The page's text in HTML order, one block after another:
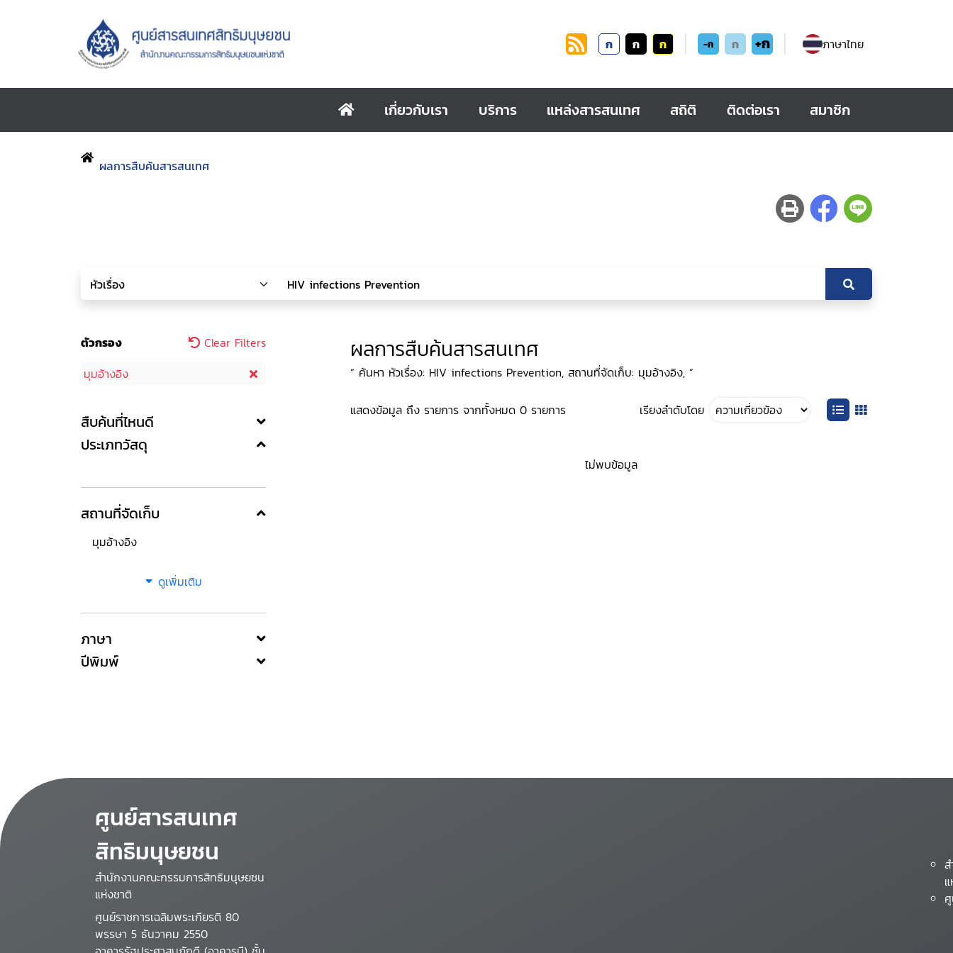
ก ก ก -ก ก +ก ภาษาไทย
เกี่ยวกับเรา บริการ แหล่งสารสนเทศ สถิติ ติดต่อเรา สมาชิก
ผลการสืบค้นสารสนเทศ
ตัวกรอง
Clear Filters
มุมอ้างอิง
สืบค้นที่ไหนดี
ประเภทวัสดุ
สถานที่จัดเก็บ
มุมอ้างอิง
ดูเพิ่มเติม
ภาษา
ปีพิมพ์
ผลการสืบค้นสารสนเทศ
“ ค้นหา หัวเรื่อง: HIV infections Prevention, สถานที่จัดเก็บ: มุมอ้างอิง, ”
แสดงข้อมูล ถึง รายการ จากทั้งหมด 0 รายการ เรียงลำดับโดย
ไม่พบข้อมูล
ศูนย์สารสนเทศ
สิทธิมนุษยชน
สำนักงานคณะกรรมการสิทธิมนุษยชน
แห่งชาติ
ศูนย์ราชการเฉลิมพระเกียรติ 80
พรรษา 5 ธันวาคม 2550